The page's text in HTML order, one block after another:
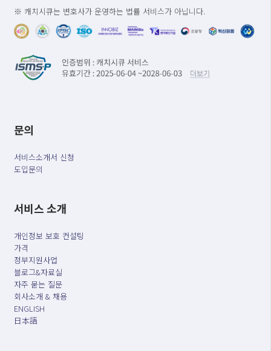
※ 캐치시큐는 변호사가 운영하는 법률 서비스가 아닙니다.
문의
서비스소개서 신청
도입문의
서비스 소개
개인정보 보호 컨설팅
가격
정부지원사업
블로그&자료실
자주 묻는 질문
회사소개 & 채용
ENGLISH
日本語